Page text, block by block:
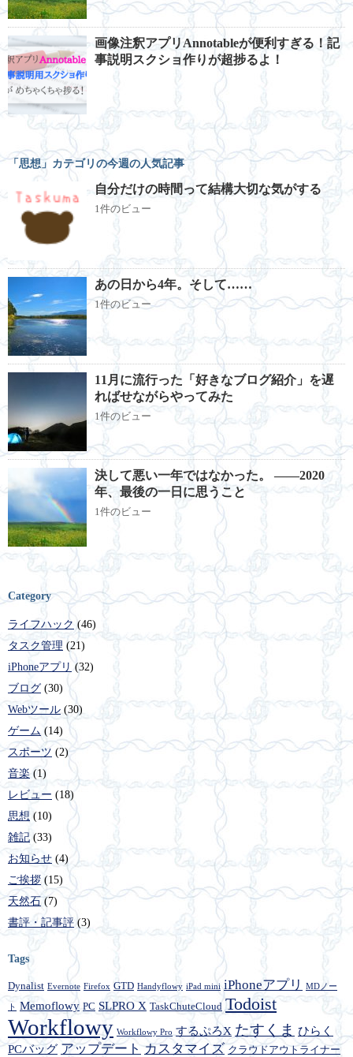
画像注釈アプリAnnotableが便利すぎる！記
事説明スクショ作りが超捗るよ！
「思想」カテゴリの今週の人気記事
自分だけの時間って結構大切な気がする
1件のビュー
あの日から4年。そして……
1件のビュー
11月に流行った「好きなブログ紹介」を遅
ればせながらやってみた
1件のビュー
決して悪い一年ではなかった。 ――2020
年、最後の一日に思うこと
1件のビュー
Category
ライフハック (46)
タスク管理 (21)
iPhoneアプリ (32)
ブログ (30)
Webツール (30)
ゲーム (14)
スポーツ (2)
音楽 (1)
レビュー (18)
思想 (10)
雑記 (33)
お知らせ (4)
ご挨拶 (15)
天然石(7)
書評・記事評 (3)
Tags
Dynalist Evernote Firefox GTD Handyflowy iPad mini iPhoneアプリ MDノー
ト Memoflowy PC SLPRO X TaskChuteCloud Todoist
Workflowy Workflowy Pro するぷろX たすくま ひらく
PCバッグ アップデート カスタマイズ クラウドアウトライナー